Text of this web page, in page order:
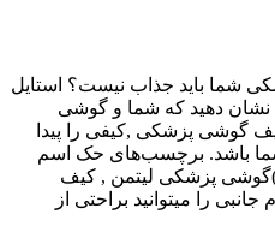
شما باید جذاب نیست؟ استایل
نشان دهید که شما و گوشی
گوشی پزشکی ,کیفی را پیدا
باشد. برچسب‌های حک اسم
)گوشی پزشکی لیتمن , کیف
را میتوانید براحتی از